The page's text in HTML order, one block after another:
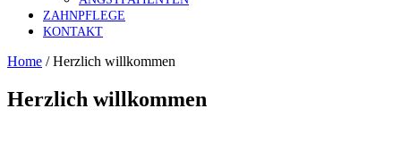
ZAHNPFLEGE
KONTAKT
Home /Herzlich willkommen
Herzlich willkommen